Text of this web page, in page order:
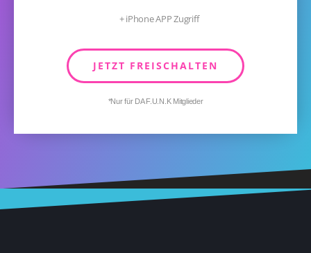
+ iPhone APP Zugriff
JETZT FREISCHALTEN
*Nur für DA F.U.N.K Mitglieder